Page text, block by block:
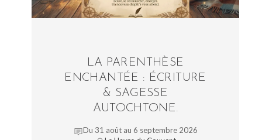
LA PARENTHÈSE
ENCHANTÉE : ÉCRITURE
& SAGESSE
AUTOCHTONE.
Du 31 août au 6 septembre 2026